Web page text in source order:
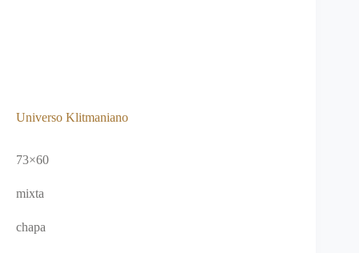
Universo Klitmaniano
73×60
mixta
chapa